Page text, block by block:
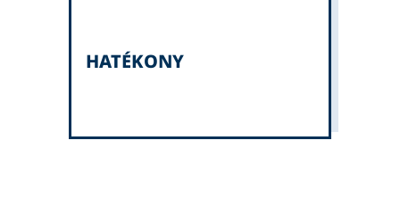
HATÉKONY